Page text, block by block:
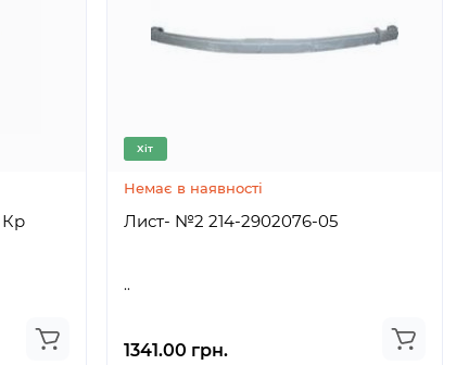
Кр
Хіт
Немає в наявності
Лист- №2 214-2902076-05
..
1341.00 грн.